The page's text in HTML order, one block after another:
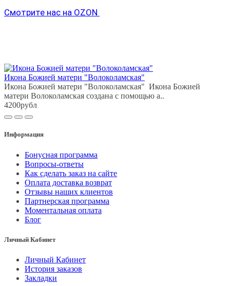
Смотрите нас на OZON
Икона Божией матери "Волоколамская"
Икона Божией матери "Волоколамская" Икона Божией
матери Волоколамская создана с помощью а..
4200рубл
Информация
Бонусная программа
Вопросы-ответы
Как сделать заказ на сайте
Оплата доставка возврат
Отзывы наших клиентов
Партнерская программа
Моментальная оплата
Блог
Личный Кабинет
Личный Кабинет
История заказов
Закладки